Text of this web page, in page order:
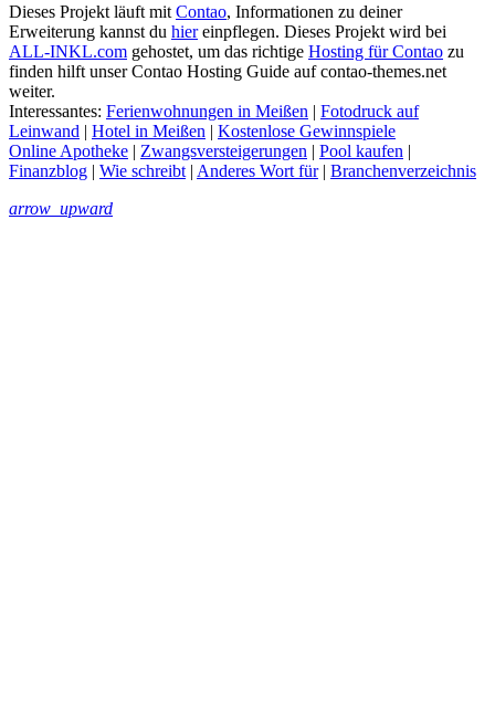
Dieses Projekt läuft mit Contao, Informationen zu deiner
Erweiterung kannst du hiereinpflegen. Dieses Projekt wird bei
ALL-INKL.com gehostet, um das richtige Hosting für Contao zu
finden hilft unser Contao Hosting Guide auf contao-themes.net
weiter.
Interessantes: Ferienwohnungen in Meißen | Fotodruck auf
Leinwand | Hotel in Meißen | Kostenlose Gewinnspiele
Online Apotheke | Zwangsversteigerungen | Pool kaufen |
Finanzblog | Wie schreibt | Anderes Wort für| Branchenverzeichnis
arrow_upward